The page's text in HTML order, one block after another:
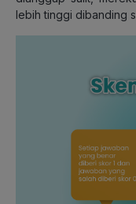
lebih tinggi dibanding